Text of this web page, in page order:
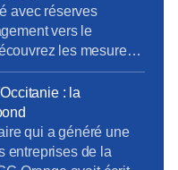
la CFE-CGC
avec réserves
vers le
les mesures
: projet immobilier
2021
Cet accord est
Il s’applique à
: la
qui a généré une
entreprises de la